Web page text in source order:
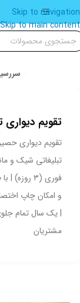
Skip to navigation
Skip to main content
تقویم
تقویم دیواری
تبلیغاتی شیک و
فوری (۳
و امکان چاپ
| یک سال تمام
مشتریان